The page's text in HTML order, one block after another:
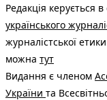
Редакція керується в
українського
журналістської
можна тут
Видання є членом
України та